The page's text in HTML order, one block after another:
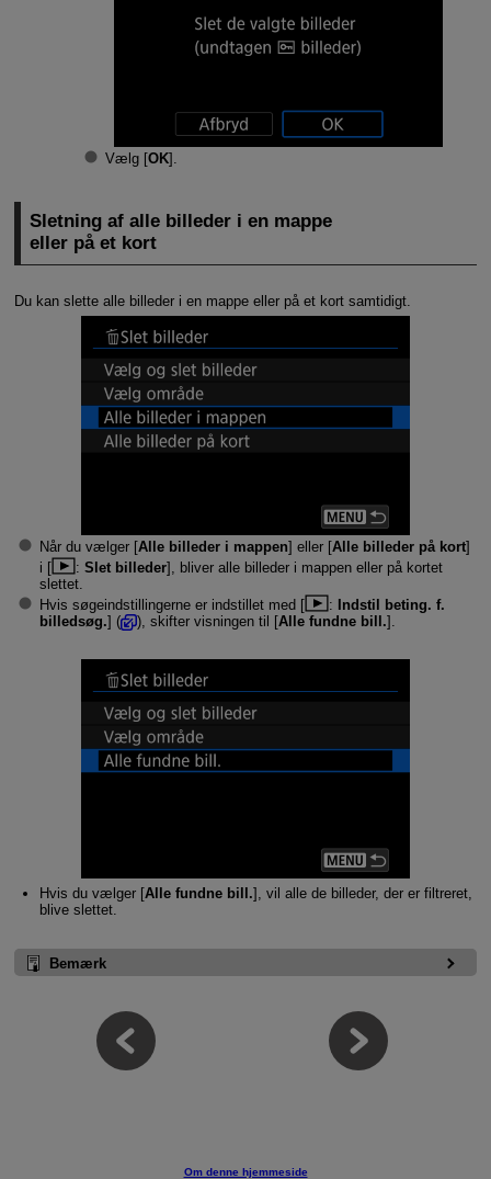
Vælg [OK].
Sletning af alle billeder i en mappe
eller på et kort
Du kan slette alle billeder i en mappe eller på et kort samtidigt.
Når du vælger [Alle billeder i mappen] eller [Alle billeder på kort]
i [
: Slet billeder], bliver alle billeder i mappen eller på kortet
slettet.
Hvis søgeindstillingerne er indstillet med [
:
Indstil beting. f.
billedsøg.] ( ), skifter visningen til [Alle fundne bill.].
Hvis du vælger [Alle fundne bill.], vil alle de billeder, der er filtreret,
blive slettet.
Bemærk
Om denne hjemmeside